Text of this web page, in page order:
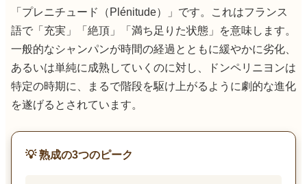
「プレニチュード（Plénitude）」です。これはフランス
語で「充実」「絶頂」「満ち足りた状態」を意味します。
一般的なシャンパンが時間の経過とともに緩やかに劣化、
あるいは単純に成熟していくのに対し、ドンペリニヨンは
特定の時期に、まるで階段を駆け上がるように劇的な進化
を遂げるとされています。
💡 熟成の3つのピーク